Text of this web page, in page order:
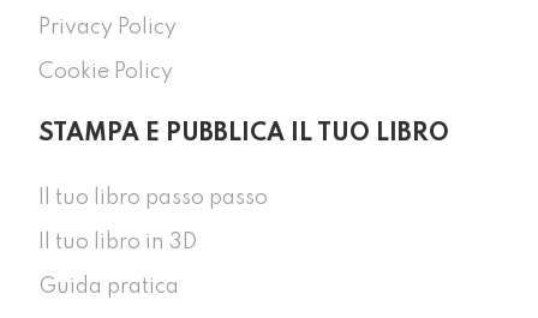
Privacy Policy
Cookie Policy
STAMPA E PUBBLICA IL TUO LIBRO
Il tuo libro passo passo
Il tuo libro in 3D
Guida pratica